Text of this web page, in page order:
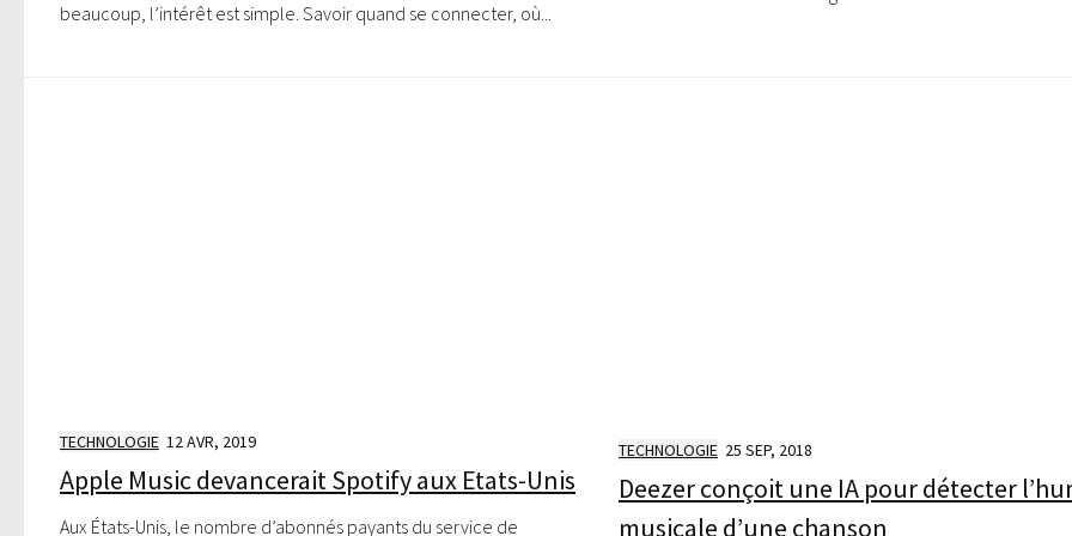
beaucoup, l’intérêt est simple. Savoir quand se connecter, où...
TECHNOLOGIE 12 AVR, 2019
Apple Music devancerait Spotify aux Etats-Unis
Aux États-Unis, le nombre d’abonnés payants du service de
TECHNOLOGIE 25 SEP, 2018
Deezer conçoit une IA pour détecter
musicale d’une chanson